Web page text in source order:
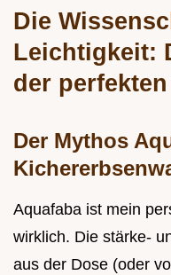
Die
Leichtigkeit:
der
Der Mythos
Aquafaba ist mein
wirklich. Die stärke-
aus der Dose (oder